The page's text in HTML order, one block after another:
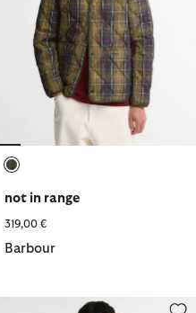
not in range
319,00 €
Barbour
Barbour Steppjacke Patchwork